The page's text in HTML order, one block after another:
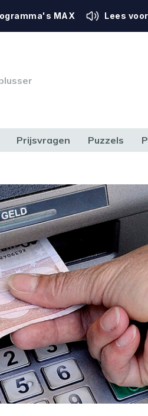
MAX Lees voor
Prijsvragen Puzzels